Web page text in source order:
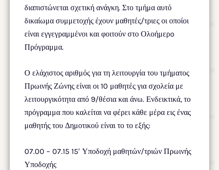
διαπιστώνεται σχετική ανάγκη. Στο τμήμα αυτό
δικαίωμα συμμετοχής έχουν μαθητές/τριες οι οποίοι
είναι εγγεγραμμένοι και φοιτούν στο Ολοήμερo
Πρόγραμμα.
Ο ελάχιστος αριθμός για τη λειτουργία του τμήματος
Πρωινής Ζώνης είναι οι 10 μαθητές για σχολεία με
λειτουργικότητα από 9/θέσια και άνω. Ενδεικτικά, το
πρόγραμμα που καλείται να φέρει κάθε μέρα εις ένας
μαθητής του Δημοτικού είναι το το εξής:
07.00 – 07.15 15′ Υποδοχή μαθητών/τριών Πρωινής
Υποδοχής